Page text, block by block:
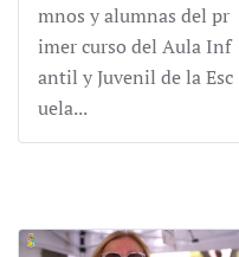
mnos y alumnas del pr
imer curso del Aula Inf
antil y Juvenil de la Esc
uela...